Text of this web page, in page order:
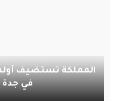
في جدة